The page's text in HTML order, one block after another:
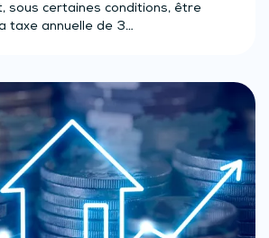
sous certaines conditions, être
taxe annuelle de 3…